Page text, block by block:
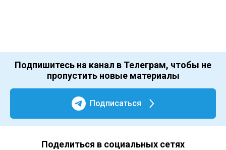
Подпишитесь на канал в Телеграм, чтобы не
пропустить новые материалы
Подписаться
Поделиться в социальных сетях